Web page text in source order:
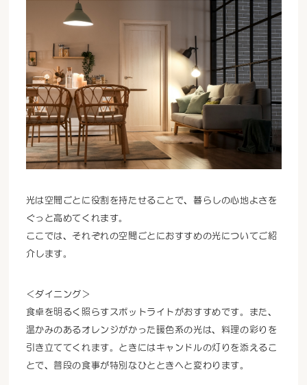
光は空間ごとに役割を持たせることで、暮らしの心地よさを
ぐっと高めてくれます。
ここでは、それぞれの空間ごとにおすすめの光についてご紹
介します。
＜ダイニング＞
食卓を明るく照らすスポットライトがおすすめです。また、
温かみのあるオレンジがかった暖色系の光は、料理の彩りを
引き立ててくれます。ときにはキャンドルの灯りを添えるこ
とで、普段の食事が特別なひとときへと変わります。